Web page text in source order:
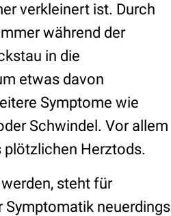
verkleinert ist. Durch
während der
in die
etwas davon
Symptome wie
Schwindel. Vor allem
plötzlichen Herztods.
steht für
neuerdings